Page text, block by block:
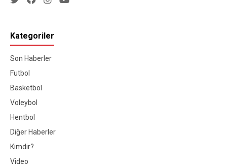
Kategoriler
Son Haberler
Futbol
Basketbol
Voleybol
Hentbol
Diğer Haberler
Kimdir?
Video